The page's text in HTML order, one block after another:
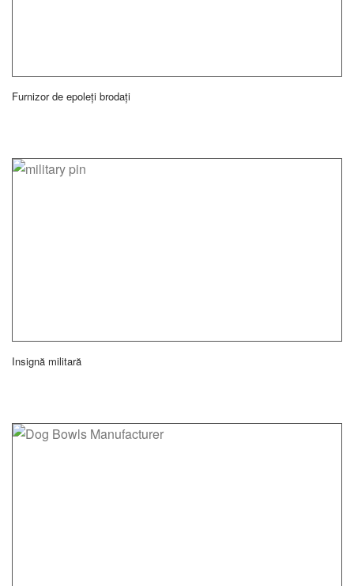
Furnizor de epoleți brodați
Insignă militară